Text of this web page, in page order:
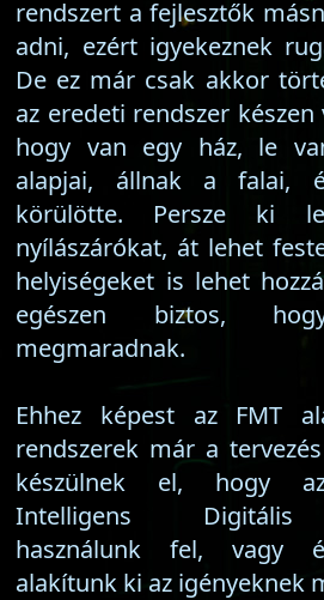
rendszert a fejlesztők
adni, ezért igyekeznek
De ez már csak akkor
az eredeti rendszer készen
hogy van egy ház, le
alapjai, állnak a falai,
körülötte. Persze ki
nyílászárókat, át lehet
helyiségeket is lehet
egészen biztos,
megmaradnak.
Ehhez képest az FMT
rendszerek már a
készülnek el, hogy
Intelligens Digitális
használunk fel, vagy
alakítunk ki az igényeknek